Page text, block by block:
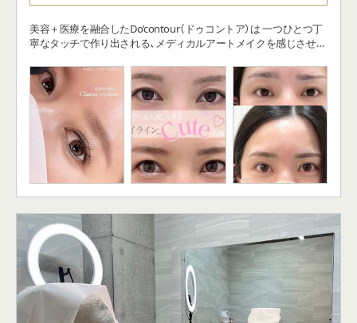
美容＋医療を融合したDo’contour（ドゥコントア）は 一つひとつ丁
寧なタッチで作り出される、メディカルアートメイクを感じさせな
上がりを特徴とします。